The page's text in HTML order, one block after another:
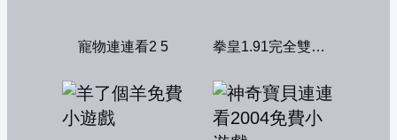
寵物連連看2 5 拳皇1.91完全雙人版